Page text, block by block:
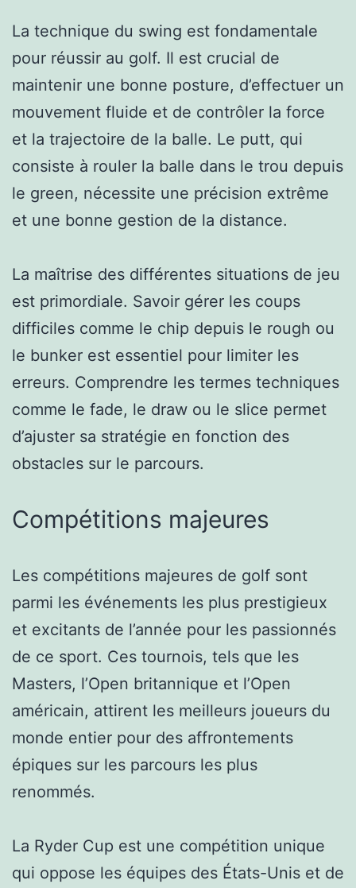
La technique du swing est fondamentale
pour réussir au golf. Il est crucial de
maintenir une bonne posture, d’effectuer un
mouvement fluide et de contrôler la force
et la trajectoire de la balle. Le putt, qui
consiste à rouler la balle dans le trou depuis
le green, nécessite une précision extrême
et une bonne gestion de la distance.
La maîtrise des différentes situations de jeu
est primordiale. Savoir gérer les coups
difficiles comme le chip depuis le rough ou
le bunker est essentiel pour limiter les
erreurs. Comprendre les termes techniques
comme le fade, le draw ou le slice permet
d’ajuster sa stratégie en fonction des
obstacles sur le parcours.
Compétitions majeures
Les compétitions majeures de golf sont
parmi les événements les plus prestigieux
et excitants de l’année pour les passionnés
de ce sport. Ces tournois, tels que les
Masters, l’Open britannique et l’Open
américain, attirent les meilleurs joueurs du
monde entier pour des affrontements
épiques sur les parcours les plus
renommés.
La Ryder Cup est une compétition unique
qui oppose les équipes des États-Unis et de